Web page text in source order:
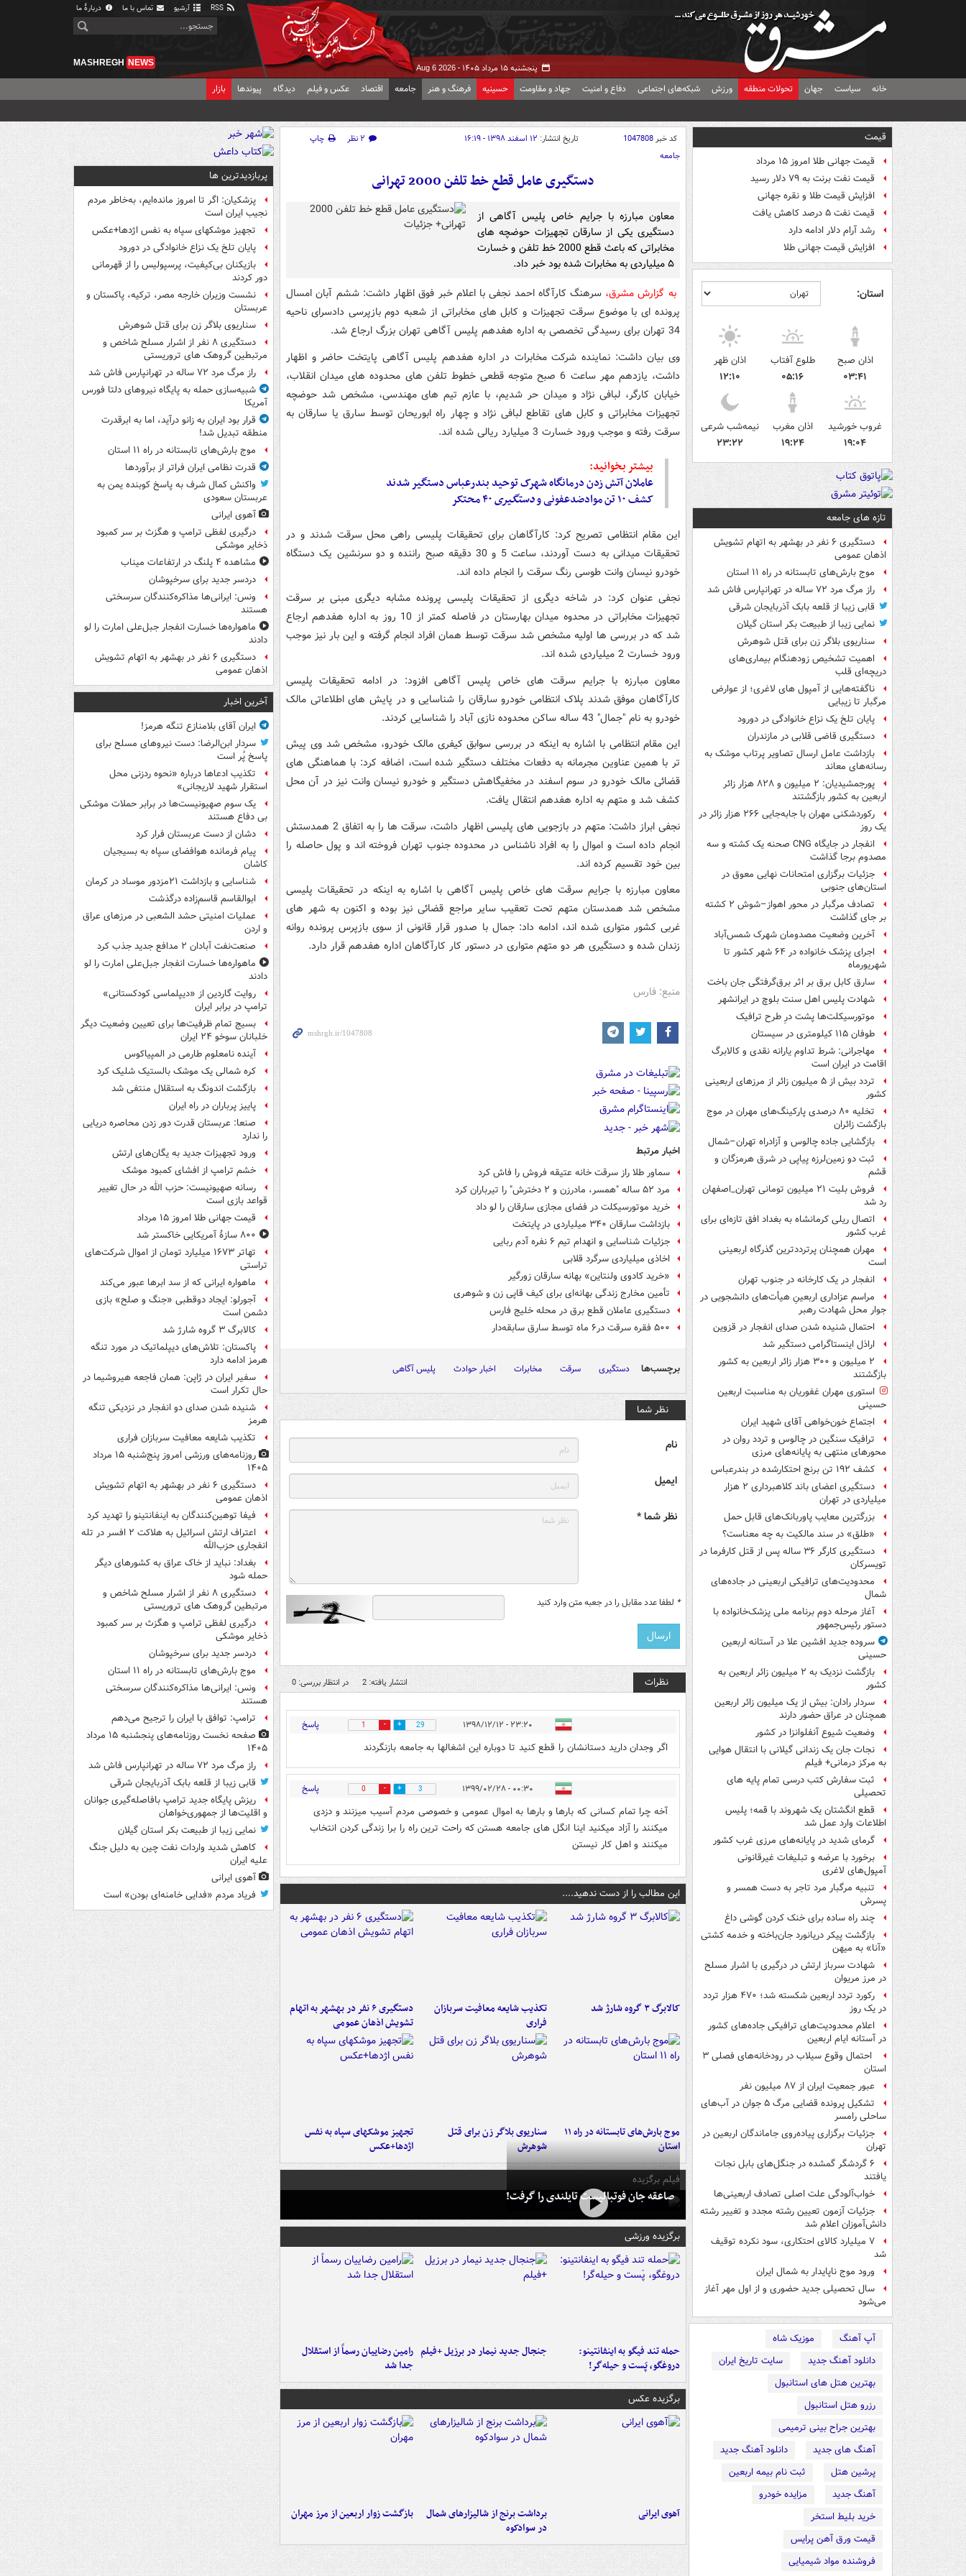
آرشیو تماس با ما دربارهٔ ما
پنجشنبه ۱۵ مرداد ۱۴۰۵ - Aug 6 2026
MASHREGH NEWS
خانه سیاست جهان تحولات منطقه ورزش شبکه‌های اجتماعی دفاع و امنیت جهاد و مقاومت حسینیه فرهنگ و هنر جامعه اقتصاد عکس و فیلم دیدگاه پیوندها بازار
قیمت
قیمت جهانی طلا امروز ۱۵ مرداد
قیمت نفت برنت به ۷۹ دلار رسید
افزایش قیمت طلا و نقره جهانی
قیمت نفت ۵ درصد کاهش یافت
رشد آرام دلار ادامه دارد
افزایش قیمت جهانی طلا
استان:
اذان صبح
۰۳:۴۱
طلوع آفتاب
۰۵:۱۶
اذان ظهر
۱۲:۱۰
غروب خورشید
۱۹:۰۴
اذان مغرب
۱۹:۲۴
نیمه‌شب شرعی
۲۳:۲۲
تازه های جامعه
دستگیری ۶ نفر در بهشهر به اتهام تشویش
اذهان عمومی
موج بارش‌های تابستانه در راه ۱۱ استان
راز مرگ مرد ۷۲ ساله در تهرانپارس فاش شد
قابی زیبا از قلعه بابک آذربایجان شرقی
نمایی زیبا از طبیعت بکر استان گیلان
سناریوی بلاگر زن برای قتل شوهرش
اهمیت تشخیص زودهنگام بیماری‌های
دریچه‌ای قلب
ناگفته‌هایی از آمپول های لاغری؛ از عوارض
مرگبار تا زیبایی
پایان تلخ یک نزاع خانوادگی در دورود
دستگیری قاضی قلابی در مازندران
بازداشت عامل ارسال تصاویر پرتاب موشک به
رسانه‌های معاند
پورجمشیدیان: ۲ میلیون و ۸۲۸ هزار زائر
اربعین به کشور بازگشتند
رکوردشکنی مهران با جابه‌جایی ۲۶۶ هزار زائر در
یک روز
انفجار در جایگاه CNG صحنه یک کشته و سه
مصدوم برجا گذاشت
جزئیات برگزاری امتحانات نهایی معوق در
استان‌های جنوبی
تصادف مرگبار در محور اهواز–شوش ۲ کشته
بر جای گذاشت
آخرین وضعیت مصدومان شهرک شمس‌آباد
اجرای پزشک خانواده در ۶۴ شهر کشور تا
شهریورماه
سارق کابل برق بر اثر برق‌گرفتگی جان باخت
شهادت پلیس اهل سنت بلوچ در ایرانشهر
موتورسیکلت‌ها پشت درِ طرح ترافیک
طوفان ۱۱۵ کیلومتری در سیستان
مهاجرانی: شرط تداوم یارانه نقدی و کالابرگ
اقامت در ایران است
تردد بیش از ۵ میلیون زائر از مرزهای اربعینی
کشور
تخلیه ۸۰ درصدی پارکینگ‌های مهران در موج
بازگشت زائران
بازگشایی جاده چالوس و آزادراه تهران–شمال
ثبت دو زمین‌لرزه پیاپی در شرق هرمزگان و
قشم
فروش بلیت ۲۱ میلیون تومانی تهران_اصفهان
رد شد
اتصال ریلی کرمانشاه به بغداد افق تازه‌ای برای
غرب کشور
مهران همچنان پرترددترین گذرگاه اربعینی
است
انفجار در یک کارخانه در جنوب تهران
مراسم عزاداری اربعینِ هیأت‌های دانشجویی در
جوار محل شهادت رهبر
احتمال شنیده شدن صدای انفجار در قزوین
اراذل اینستاگرامی دستگیر شد
۲ میلیون و ۳۰۰ هزار زائر اربعین به کشور
بازگشتند
استوری مهران غفوریان به مناسبت اربعین
حسینی
اجتماع خون‌خواهی آقای شهید ایران
ترافیک سنگین در چالوس و تردد روان در
محورهای منتهی به پایانه‌های مرزی
کشف ۱۹۲ تن برنج احتکارشده در بندرعباس
دستگیری اعضای باند کلاهبرداری ۲ هزار
میلیاردی در تهران
بزرگترین معایب پاوربانک‌های قابل حمل
«طلق» در سند مالکیت به چه معناست؟
دستگیری کارگر ۳۶ ساله پس از قتل کارفرما در
تویسرکان
محدودیت‌های ترافیکی اربعینی در جاده‌های
شمال‌
آغاز مرحله دوم برنامه ملی پزشک‌خانواده با
دستور رئیس‌جمهور
سروده جدید افشین علا در آستانه اربعین
حسینی
بازگشت نزدیک به ۲ میلیون زائر اربعین به
کشور
سردار رادان: بیش از یک میلیون زائر اربعین
همچنان در عراق حضور دارند
وضعیت شیوع آنفلوانزا در کشور
نجات جان یک زندانی گیلانی با انتقال هوایی
به مرکز درمانی+ فیلم
ثبت سفارش کتب درسی تمام پایه های
تحصیلی
قطع انگشتان یک شهروند با قمه؛ پلیس
اطلاعات وارد عمل شد
گرمای شدید در پایانه‌های مرزی غرب کشور
برخورد با عرضه و تبلیغات غیرقانونی
آمپول‌های لاغری
تنبیه مرگبار مرد تاجر به دست همسر و
پسرش
چند راه‌ ساده برای خنک کردن گوشی داغ
بازگشت پیکر دریانورد جان‌باخته و خدمه کشتی
«آنا» به میهن
شهادت سرباز ارتش در درگیری با اشرار مسلح
در مرز مریوان
رکورد تردد اربعین شکسته شد؛ ۴۷۰ هزار تردد
در یک روز
اعلام محدودیت‌های ترافیکی جاده‌های کشور
در آستانه ایام اربعین
احتمال وقوع سیلاب در رودخانه‌های فصلی ۳
استان
عبور جمعیت ایران از ۸۷ میلیون نفر
تشکیل پرونده قضایی مرگ ۵ جوان در آب‌های
ساحلی رامسر
جزئیات برگزاری پیاده‌روی جاماندگان اربعین در
تهران
۶ گردشگر گمشده در جنگل‌های بابل نجات
یافتند
خواب‌آلودگی علت اصلی تصادف اربعینی‌ها
جزئیات آزمون تعیین رشته مجدد و تغییر رشته
دانش‌آموزان اعلام شد
۷ میلیارد کالای احتکاری، سود نکرده توقیف
شد
ورود موج ناپایدار به شمال ایران
سال تحصیلی جدید حضوری و از اول مهر آغاز
می‌شود
آپ آهنگ
موزیک شاه
دانلود آهنگ جدید
سایت تاریخ ایران
بهترین هتل های استانبول
رزرو هتل استانبول
بهترین جراح بینی ترمیمی
آهنگ های جدید
دانلود آهنگ جدید
پرشین هتل
ثبت نام بیمه اربعین
آهنگ جدید
مزایده خودرو
خرید بلیط استخر
قیمت ورق آهن پرایس
فروشنده مواد شیمیایی
کد خبر1047808 تاریخ انتشار: ۱۲ اسفند ۱۳۹۸ - ۱۶:۱۹ ۲ نظر
چاپ
جامعه
دستگیری عامل قطع خط تلفن 2000 تهرانی
معاون مبارزه با جرایم خاص پلیس آگاهی از
دستگیری یکی از سارقان تجهیزات حوضچه های
مخابراتی که باعث قطع 2000 خط تلفن و خسارت
۵ میلیاردی به مخابرات شده بود خبر داد.
به گزارش مشرق، سرهنگ کارآگاه احمد نجفی با اعلام خبر فوق اظهار داشت: ششم آبان امسال
پرونده ای با موضوع سرقت تجهیزات و کابل های مخابراتی از شعبه دوم بازپرسی دادسرای ناحیه
34 تهران برای رسیدگی تخصصی به اداره هفدهم پلیس آگاهی تهران بزرگ ارجاع شد.
وی بیان داشت: نماینده شرکت مخابرات در اداره هفدهم پلیس آگاهی پایتخت حاضر و اظهار
داشت، یازدهم مهر ساعت 6 صبح متوجه قطعی خطوط تلفن های محدوده های میدان انقلاب،
خیابان کارگر، لبافی نژاد و میدان حر شدیم، با عازم تیم های مهندسی، مشخص شد حوضچه
تجهیزات مخابراتی و کابل های تقاطع لبافی نژاد و چهار راه ابوریحان توسط سارق یا سارقان به
سرقت رفته و موجب ورود خسارت 3 میلیارد ریالی شده اند.
بیشتر بخوانید:
عاملان آتش زدن درمانگاه شهرک توحید بندرعباس دستگیر شدند
کشف ۱۰ تن موادضدعفونی و
دستگیری
این مقام انتظامی تصریح کرد: کارآگاهان برای تحقیقات پلیسی راهی محل سرقت شدند و در
تحقیقات میدانی به دست آوردند، ساعت 5 و 30 دقیقه صبح راننده و دو سرنشین یک دستگاه
خودرو نیسان وانت طوسی رنگ سرقت را انجام داده اند.
نجفی عنوان کرد: در شاخه دیگری از تحقیقات پلیسی پرونده مشابه دیگری مبنی بر سرقت
تجهیزات مخابراتی در محدوه میدان بهارستان در فاصله کمتر از 10 روز به اداره هفدهم ارجاع
شد که در بررسی ها اولیه مشخص شد سرقت توسط همان افراد انجام گرفته و این بار نیز موجب
ورود خسارت 2 میلیاردی شده اند.
معاون مبارزه با جرایم سرقت های خاص پلیس آگاهی افزود: در ادامه تحقیقات پلیسی
کارآگاهان موفق شدند پلاک انتظامی خودرو سارقان را شناسایی و در پایش های اطلاعاتی مالک
خودرو به نام "جمال" 43 ساله ساکن محدوده نازی آباد را شناسایی کردند.
این مقام انتظامی با اشاره به اینکه در بررسی سوابق کیفری مالک خودرو، مشخص شد وی پیش
تر با همین عناوین مجرمانه به دفعات مختلف دستگیر شده است، اضافه کرد: با هماهنگی های
قضائی مالک خودرو در سوم اسفند در مخفیگاهش دستگیر و خودرو نیسان وانت نیز در آن محل
کشف شد و متهم به اداره هفدهم انتقال یافت.
نجفی ابراز داشت: متهم در بازجویی های پلیسی اظهار داشت، سرقت ها را به اتفاق 2 همدستش
انجام داده است و اموال را به افراد ناشناس در محدوده جنوب تهران فروخته اند و پول حاصله را
بین خود تقسیم کرده اند.
معاون مبارزه با جرایم سرقت های خاص پلیس آگاهی با اشاره به اینکه در تحقیقات پلیسی
مشخص شد همدستان متهم تحت تعقیب سایر مراجع قضائی نیز بوده و اکنون به شهر های
غربی کشور متواری شده اند، ادامه داد: جمال با صدور قرار قانونی از سوی بازپرس پرونده روانه
زندان شده و دستگیری هر دو متهم متواری در دستور کار کارآگاهان اداره هفدهم قرار دارد.
منبع: فارس
اخبار مرتبط
سماور طلا راز سرقت خانه عتیقه فروش را فاش کرد
مرد ۵۲ ساله "همسر، مادرزن و ۲ دخترش" را تیرباران کرد
خرید موتورسیکلت در فضای مجازی سارقان را لو داد
بازداشت سارقان ۳۴۰ میلیاردی در پایتخت
جزئیات شناسایی و انهدام تیم ۶ نفره آدم ربایی
اخاذی میلیاردی سرگرد قلابی
«خرید کادوی ولنتاین» بهانه سارقان زورگیر
تأمین مخارج زندگی بهانه‌ای برای کیف قاپی زن و شوهری
دستگیری عاملان قطع برق در محله خلیج فارس
۵۰۰ فقره سرقت در۶ ماه توسط سارق سابقه‌دار
برچسب‌ها دستگیری سرقت مخابرات اخبار حوادث پلیس آگاهی
نظر شما
نام
ایمیل
نظر شما *
* لطفا عدد مقابل را در جعبه متن وارد کنید
نظرات انتشار یافته: 2 در انتظار بررسی: 0
۲۳:۲۰ - ۱۳۹۸/۱۲/۱۲ 29
1 پاسخ
اگر وجدان دارید دستانشان را قطع کنید تا دوباره این اشغالها به جامعه بازنگردند
۰۰:۳۰ - ۱۳۹۹/۰۲/۲۸ 3
0 پاسخ
آخه چرا تمام کسانی که بارها و بارها به اموال عمومی و خصوصی مردم آسیب میزنند و دزدی
میکنند را آزاد میکنید اینا انگل های جامعه هستن که راحت ترین راه را برا زندگی کردن انتخاب
میکنند و اهل کار نیستن
این مطالب را از دست ندهید....
کالابرگ ۳ گروه شارژ شد
تکذیب شایعه معافیت سربازان
فراری
دستگیری ۶ نفر در بهشهر به اتهام
تشویش اذهان عمومی
موج بارش‌های تابستانه در راه ۱۱
استان
سناریوی بلاگر زن برای قتل
شوهرش
تجهیز موشکهای سپاه به نفس
اژدها+عکس
فیلم برگزیده
صاعقه جان فوتبالیست تایلندی را گرفت!
برگزیده ورزشی
حمله تند فیگو به اینفانتینو:
دروغگو، پَست‌ و حیله‌گر!
جنجال جدید نیمار در برزیل +فیلم رامین رضاییان رسماً از استقلال
جدا شد
برگزیده عکس
آهوی ایرانی
برداشت برنج از شالیزارهای شمال
در سوادکوه
بازگشت زوار اربعین از مرز مهران
پربازدیدترین ها
پزشکیان: اگر تا امروز مانده‌ایم، به‌خاطر مردم
نجیب ایران است
تجهیز موشکهای سپاه به نفس اژدها+عکس
پایان تلخ یک نزاع خانوادگی در دورود
بازیکنان بی‌کیفیت، پرسپولیس را از قهرمانی
دور کردند
نشست وزیران خارجه مصر، ترکیه، پاکستان و
عربستان
سناریوی بلاگر زن برای قتل شوهرش
دستگیری ۸ نفر از اشرار مسلح شاخص و
مرتبطین گروهک های تروریستی
راز مرگ مرد ۷۲ ساله در تهرانپارس فاش شد
شبیه‌سازی حمله به پایگاه نیروهای دلتا فورس
آمریکا
قرار بود ایران به زانو درآید، اما به ابرقدرت
منطقه تبدیل شد!
موج بارش‌های تابستانه در راه ۱۱ استان
قدرت نظامی ایران فراتر از برآوردها
واکنش کمال شرف به پاسخ کوبنده یمن به
عربستان سعودی
آهوی ایرانی
درگیری لفظی ترامپ و هگزث بر سر کمبود
ذخایر موشکی
مشاهده ۴ پلنگ در ارتفاعات میناب
دردسر جدید برای سرخپوشان
ونس: ایرانی‌ها مذاکره‌کنندگان سرسختی
هستند
ماهواره‌ها خسارت انفجار جبل‌علی امارت را لو
دادند
دستگیری ۶ نفر در بهشهر به اتهام تشویش
اذهان عمومی
آخرین اخبار
ایران آقای بلامنازع تنگه هرمز!
سردار ابن‌الرضا: دست نیروهای مسلح برای
پاسخ پُر است
تکذیب ادعاها درباره «نحوه ردزنی محل
استقرار شهید لاریجانی»
یک‌ سوم صهیونیست‌ها در برابر حملات موشکی
بی دفاع هستند
دشان از دست عربستان فرار کرد
پیام فرمانده هوافضای سپاه به بسیجیان
کاشان
شناسایی و بازداشت ۲۱مزدور موساد در کرمان
ابوالقاسم قاسم‌زاده درگذشت
عملیات امنیتی حشد الشعبی در مرزهای عراق
و اردن
صنعت‌نفت آبادان ۲ مدافع جدید جذب کرد
ماهواره‌ها خسارت انفجار جبل‌علی امارت را لو
دادند
روایت گاردین از «دیپلماسی کودکستانی»
ترامپ در برابر ایران
بسیج تمام ظرفیت‌ها برای تعیین وضعیت دیگر
خلبانان سوخو ۲۴ ایران
آینده نامعلوم طارمی در المپیاکوس
کره شمالی یک موشک بالستیک شلیک کرد
بازگشت اندونگ به استقلال منتفی شد
پاییز پرباران در راه ایران
صنعا: عربستان قدرت دور زدن محاصره دریایی
را ندارد
ورود تجهیزات جدید به یگان‌های ارتش
خشم ترامپ از افشای کمبود موشک
رسانه صهیونیست: حزب الله در حال تغییر
قواعد بازی است
قیمت جهانی طلا امروز ۱۵ مرداد
۸۰۰ سازۀ آمریکایی خاکستر شد
تهاتر ۱۶۷۳ میلیارد تومان از اموال شرکت‌های
تراستی
ماهواره ایرانی که از سد ابرها عبور می‌کند
آجورلو: ایجاد دوقطبی «جنگ و صلح‌» بازی
دشمن است
کالابرگ ۳ گروه شارژ شد
پاکستان: تلاش‌های دیپلماتیک در مورد تنگه
هرمز ادامه دارد
سفیر ایران در ژاپن: همان فاجعه هیروشیما در
حال تکرار است
شنیده شدن صدای دو انفجار در نزدیکی تنگه
هرمز
تکذیب شایعه معافیت سربازان فراری
روزنامه‌های ورزشی امروز پنج‌شنبه ۱۵ مرداد
۱۴۰۵
دستگیری ۶ نفر در بهشهر به اتهام تشویش
اذهان عمومی
فیفا توهین‌کنندگان به اینفانتینو را تهدید کرد
اعتراف ارتش اسرائیل به هلاکت ۲ افسر در تله
انفجاری حزب‌الله
بغداد: نباید از خاک عراق به کشورهای دیگر
حمله شود
دستگیری ۸ نفر از اشرار مسلح شاخص و
مرتبطین گروهک های تروریستی
درگیری لفظی ترامپ و هگزث بر سر کمبود
ذخایر موشکی
دردسر جدید برای سرخپوشان
موج بارش‌های تابستانه در راه ۱۱ استان
ونس: ایرانی‌ها مذاکره‌کنندگان سرسختی
هستند
ترامپ: توافق با ایران را ترجیح می‌دهم
صفحه نخست روزنامه‌های پنجشنبه ۱۵ مرداد
۱۴۰۵
راز مرگ مرد ۷۲ ساله در تهرانپارس فاش شد
قابی زیبا از قلعه بابک آذربایجان شرقی
ریزش پایگاه جدید ترامپ بافاصله‌گیری جوانان
و اقلیت‌ها از جمهوری‌خواهان
نمایی زیبا از طبیعت بکر استان گیلان
کاهش شدید واردات نفت چین به دلیل جنگ
علیه ایران
آهوی ایرانی
فریاد مردم «فدایی خامنه‌ای بودن» است